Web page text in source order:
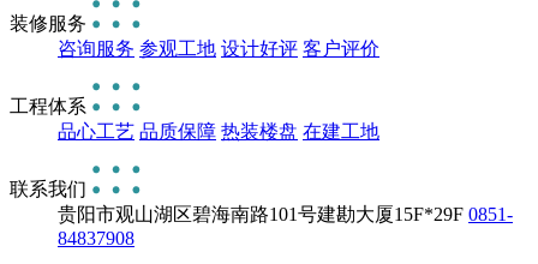
装修服务
咨询服务 参观工地 设计好评 客户评价
工程体系
品心工艺 品质保障 热装楼盘 在建工地
联系我们
贵阳市观山湖区碧海南路101号建勘大厦15F*29F 0851-
84837908